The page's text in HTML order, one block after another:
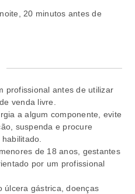
20 minutos antes de
profissional antes de utilizar
venda livre.
a algum componente, evite
suspenda e procure
de 18 anos, gestantes
por um profissional
úlcera gástrica, doenças